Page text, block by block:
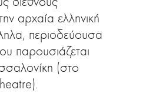
αρχαία ελληνική
περιοδεύουσα
παρουσιάζεται
(στο